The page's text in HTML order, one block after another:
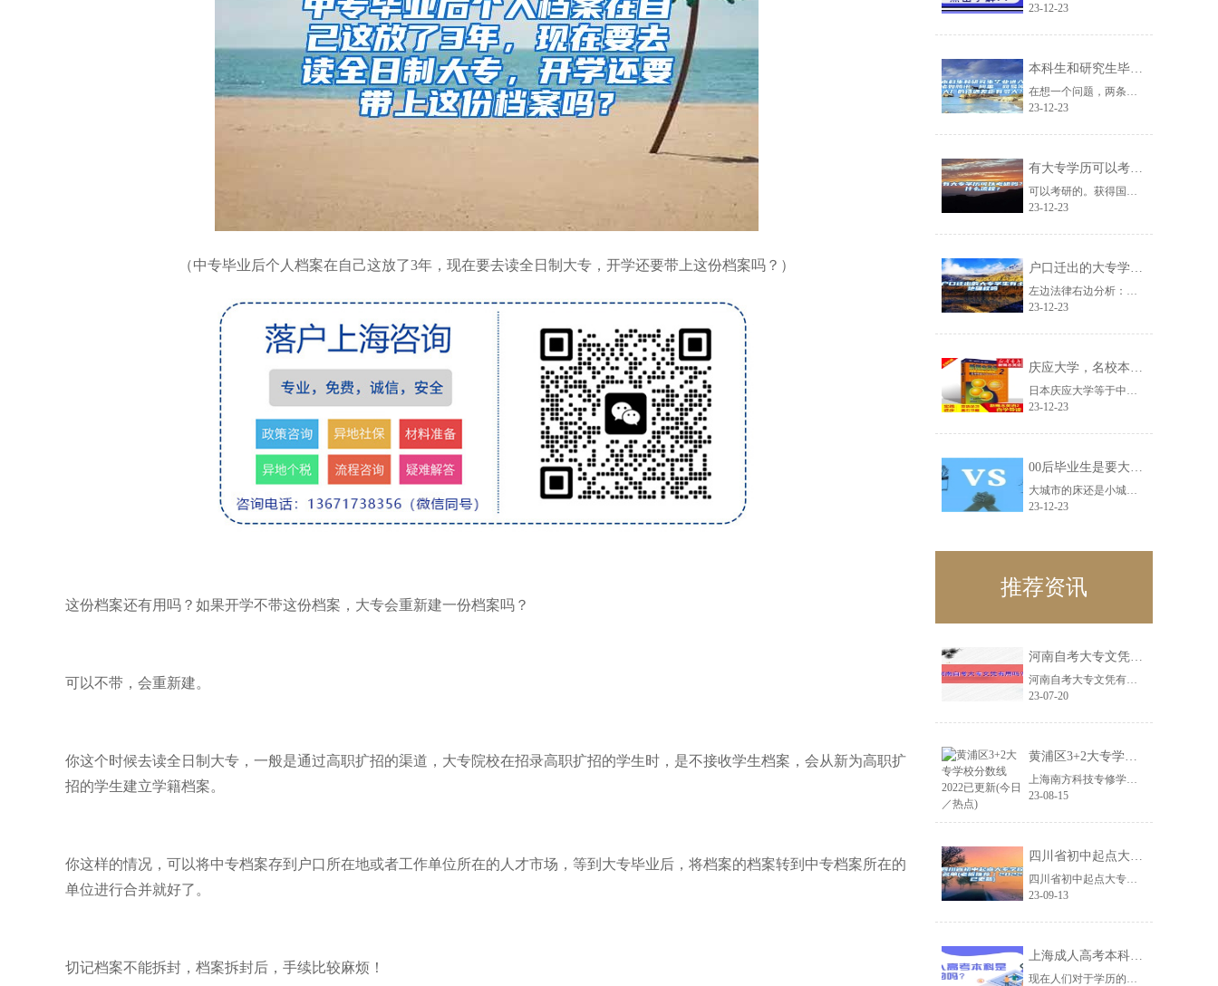
（中专毕业后个人档案在自己这放了3年，现在要去读全日制大专，开学还要带上这份档案吗？）
这份档案还有用吗？如果开学不带这份档案，大专会重新建一份档案吗？
可以不带，会重新建。
你这个时候去读全日制大专，一般是通过高职扩招的渠道，大专院校在招录高职扩招的学生时，是不接收学生档案，会从新为高职扩
招的学生建立学籍档案。
你这样的情况，可以将中专档案存到户口所在地或者工作单位所在的人才市场，等到大专毕业后，将档案的档案转到中专档案所在的
单位进行合并就好了。
切记档案不能拆封，档案拆封后，手续比较麻烦！
23-12-23
本科生和研究生毕业进入诸如腾讯、阿里、网易等大厂的待遇差距有多大？
在想一个问题，两条道路:1.本科毕业入职，在时间线上看，三年相当于研究生毕业......
23-12-23
有大专学历可以考研吗？什么流程？
可以考研的。获得国家承认的高职高专毕业学历后满2年（从毕业后到录取当年9月1......
23-12-23
户口迁出的大专学生有土地确权吗
左边法律右边分析：户口迁出的大专学生是否有土地确权要分情况而定。如果仅是一个......
23-12-23
庆应大学，名校本科生看不起研究生!
日本庆应大学等于中国什么大学打个比方，单位招人是要南理工的研究生，还是清华的......
23-12-23
00后毕业生是要大城市床还是小城市房？
大城市的床还是小城市的房？这可能是每个毕业生都会面临着困难。选择大城市机会多......
23-12-23
推荐资讯
河南自考大专文凭有用吗？
河南自考大专文凭有用吗？关于这个问题上学榜自考平台小编就简单为大家说一下。自......
23-07-20
黄浦区3+2大专学校分数线2022已更新(今日／热点)
上海南方科技专修学院为您介绍黄浦区3+2大专学校分数线2022已更新(今日/......
23-08-15
四川省初中起点大专学校名单(老板推荐｜2022已更新)
四川省初中起点大专学校名单(老板推荐|2022已更新)hiQFhc6不要胆怯......
23-09-13
上海成人高考本科是全日制的吗
现在人们对于学历的重视程度不断提高，很多人即使步入社会后也没有放弃提升学历，......